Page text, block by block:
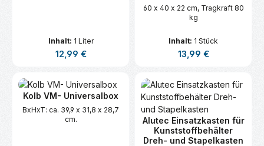
Inhalt: 1 Liter
Regulärer Preis:
12,99 €
60 x 40 x 22 cm, Tragkraft 80
kg
Inhalt: 1 Stück
Regulärer Preis:
13,99 €
Kolb VM- Universalbox
BxHxT: ca. 39,9 x 31,8 x 28,7
cm.
Alutec Einsatzkasten für
Kunststoffbehälter
Dreh- und Stapelkasten